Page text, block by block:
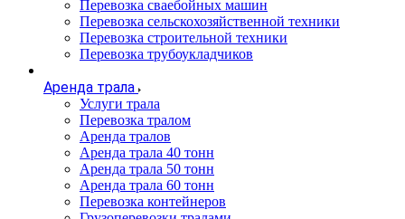
Перевозка сваебойных машин
Перевозка сельскохозяйственной техники
Перевозка строительной техники
Перевозка трубоукладчиков
Аренда трала
Услуги трала
Перевозка тралом
Аренда тралов
Аренда трала 40 тонн
Аренда трала 50 тонн
Аренда трала 60 тонн
Перевозка контейнеров